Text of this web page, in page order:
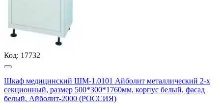
Код: 17732
Шкаф медицинский ШМ-1.0101 Айболит металлический 2-х
секционный, размер 500*300*1760мм, корпус белый, фасад
белый, Айболит-2000 (РОССИЯ)